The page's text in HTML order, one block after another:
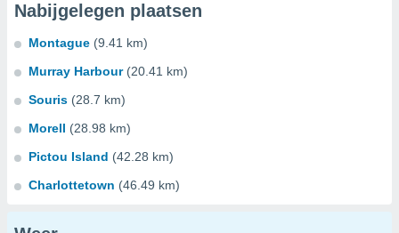
Nabijgelegen plaatsen
Montague (9.41 km)
Murray Harbour (20.41 km)
Souris (28.7 km)
Morell (28.98 km)
Pictou Island (42.28 km)
Charlottetown (46.49 km)